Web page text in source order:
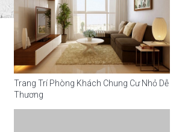
Trang Trí Phòng Khách Chung Cư Nhỏ Dễ
Thương